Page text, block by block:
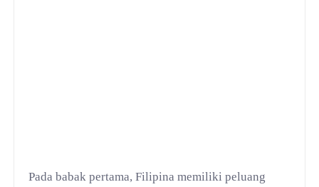
Pada babak pertama, Filipina memiliki peluang